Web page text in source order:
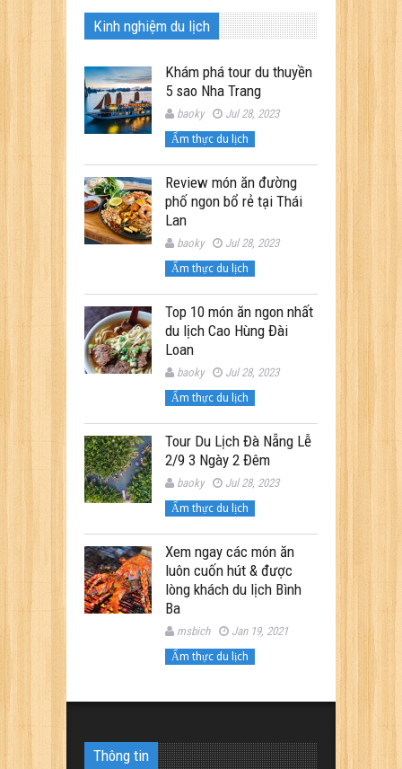
Kinh nghiệm du lịch
Khám phá tour du thuyền
5 sao Nha Trang
baoky Jul 28, 2023
Ẩm thực du lịch
Review món ăn đường
phố ngon bổ rẻ tại Thái
Lan
baoky Jul 28, 2023
Ẩm thực du lịch
Top 10 món ăn ngon nhất
du lịch Cao Hùng Đài
Loan
baoky Jul 28, 2023
Ẩm thực du lịch
Tour Du Lịch Đà Nẵng Lễ
2/9 3 Ngày 2 Đêm
baoky Jul 28, 2023
Ẩm thực du lịch
Xem ngay các món ăn
luôn cuốn hút & được
lòng khách du lịch Bình
Ba
msbich Jan 19, 2021
Ẩm thực du lịch
Thông tin